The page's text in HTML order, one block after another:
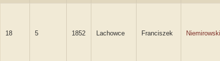
18 5 1852 Lachowce Franciszek Niemirowski